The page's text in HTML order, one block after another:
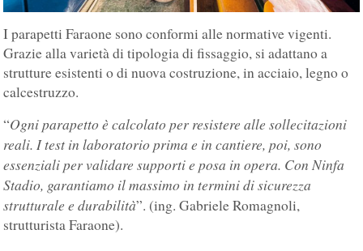
I parapetti Faraone sono conformi alle normative vigenti.
Grazie alla varietà di tipologia di fissaggio, si adattano a
strutture esistenti o di nuova costruzione, in acciaio, legno o
calcestruzzo.
“Ogni parapetto è calcolato per resistere alle sollecitazioni
reali. I test in laboratorio prima e in cantiere, poi, sono
essenziali per validare supporti e posa in opera. Con Ninfa
Stadio, garantiamo il massimo in termini di sicurezza
strutturale e durabilità”. (ing. Gabriele Romagnoli,
strutturista Faraone).